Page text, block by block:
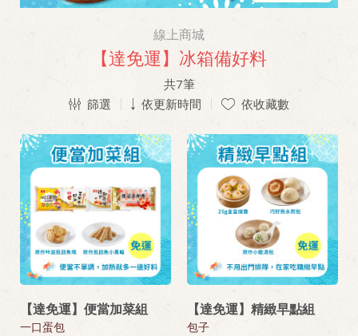
線上商城
【達免運】冰箱備好料
共7筆
篩選
依更新時間 依收藏數
【達免運】便當加菜組
一口蛋包
【達免運】精緻早點組
包子